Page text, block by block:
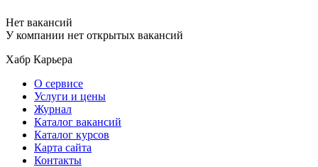
Нет вакансий
У компании нет открытых вакансий
Хабр Карьера
О сервисе
Услуги и цены
Журнал
Каталог вакансий
Каталог курсов
Карта сайта
Контакты